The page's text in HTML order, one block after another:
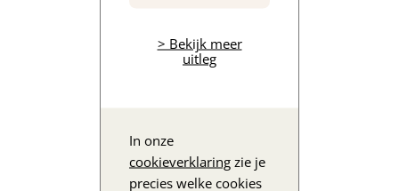
> Bekijk meer
uitleg
In onze
cookieverklaring zie je
precies welke cookies